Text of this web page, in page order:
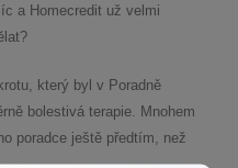
a Homecredit už velmi
který byl v Poradně
bolestivá terapie. Mnohem
poradce ještě předtím, než